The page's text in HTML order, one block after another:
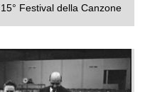
Festival della Canzone